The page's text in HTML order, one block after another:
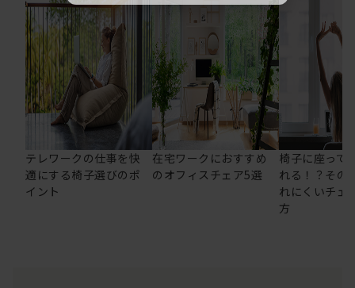
テレワークの仕事を快
適にする椅子選びのポ
イント
在宅ワークにおすすめ
のオフィスチェア5選
椅子に座って
れる！？その
れにくいチェ
方